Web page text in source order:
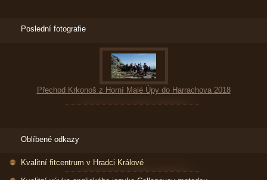
Poslední fotografie
Přechod Krkonoš z Horní Malé Úpy do Harrachova 2018
Oblíbené odkazy
Kvalitní fitcentrum v Hradci Králové